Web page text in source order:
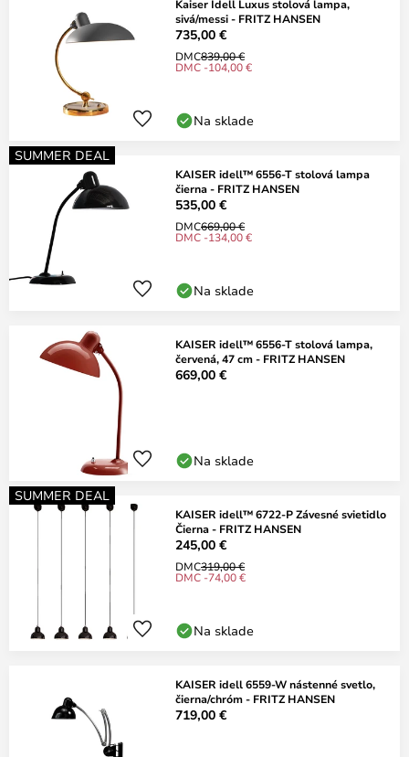
Kaiser Idell Luxus stolová lampa,
sivá/messi - FRITZ HANSEN
735,00 €
DMC839,00 €
DMC -104,00 €
Na sklade
SUMMER DEAL
KAISER idell™ 6556-T stolová lampa
čierna - FRITZ HANSEN
535,00 €
DMC669,00 €
DMC -134,00 €
Na sklade
KAISER idell™ 6556-T stolová lampa,
červená, 47 cm - FRITZ HANSEN
669,00 €
Na sklade
SUMMER DEAL
KAISER idell™ 6722-P Závesné svietidlo
Čierna - FRITZ HANSEN
245,00 €
DMC319,00 €
DMC -74,00 €
Na sklade
KAISER idell 6559-W nástenné svetlo,
čierna/chróm - FRITZ HANSEN
719,00 €